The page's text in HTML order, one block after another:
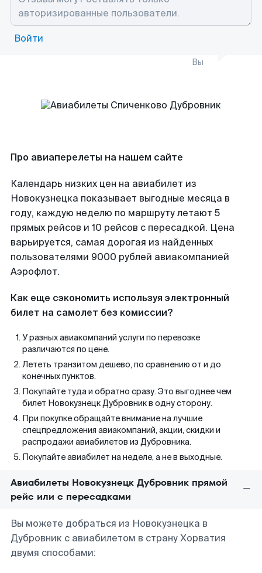
Войти
Вы
Про авиаперелеты на нашем сайте
Календарь низких цен на авиабилет из
Новокузнецка показывает выгодные месяца в
году, каждую неделю по маршруту летают 5
прямых рейсов и 10 рейсов с пересадкой. Цена
варьируется, самая дорогая из найденных
пользователями 9000 рублей авиакомпанией
Аэрофлот.
Как еще сэкономить используя электронный
билет на самолет без комиссии?
У разных авиакомпаний услуги по перевозке
различаются по цене.
Лететь транзитом дешево, по сравнению от и до
конечных пунктов.
Покупайте туда и обратно сразу. Это выгоднее чем
билет Новокузнецк Дубровник в одну сторону.
При покупке обращайте внимание на лучшие
спецпредложения авиакомпаний, акции, скидки и
распродажи авиабилетов из Дубровника.
Покупайте авиабилет на неделе, а не в выходные.
Авиабилеты Новокузнецк Дубровник прямой
рейс или с пересадками
Вы можете добраться из Новокузнецка в
Дубровник с авиабилетом в страну Хорватия
двумя способами: